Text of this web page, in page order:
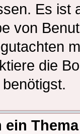
Es ist
von
die
ein